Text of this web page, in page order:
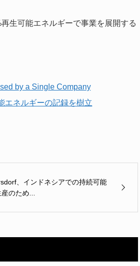
生可能エネルギーで事業を展開する
by a Single Company
エネルギーの記録を樹立
、インドネシアでの持続可能
のため...